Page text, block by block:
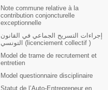
Note commune relative à la
contribution conjoncturelle
exceptionnelle
إجراءات التسريح الجماعي في القانون
التونسي (licenciement collectif )
Model de trame de recrutement et
entretien
Model questionnaire disciplinaire
Statut de l’Auto-Entrepreneur en